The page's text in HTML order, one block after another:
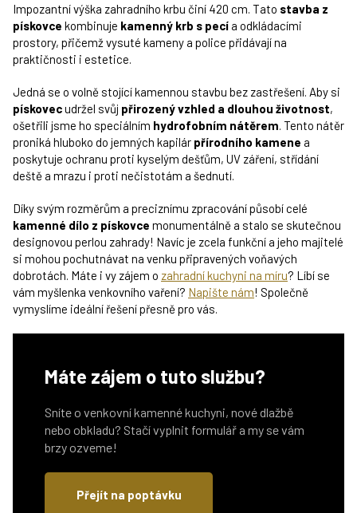
Impozantní výška zahradního krbu činí 420 cm. Tato stavba z
pískovce kombinuje kamenný krb s pecí a odkládacími
prostory, přičemž vysuté kameny a police přidávají na
praktičnosti i estetice.
Jedná se o volně stojící kamennou stavbu bez zastřešení. Aby si
pískovecudržel svůj přirozený vzhled a dlouhou životnost,
ošetřili jsme ho speciálním hydrofobním nátěrem. Tento nátěr
proniká hluboko do jemných kapilár přírodního kamene a
poskytuje ochranu proti kyselým dešťům, UV záření, střídání
deště a mrazu i proti nečistotám a šednutí.
Díky svým rozměrům a preciznímu zpracování působí celé
kamenné dílo z pískovce monumentálně a stalo se skutečnou
designovou perlou zahrady! Navíc je zcela funkční a jeho majitelé
si mohou pochutnávat na venku připravených voňavých
dobrotách. Máte i vy zájem o zahradní kuchyni na míru? Líbí se
vám myšlenka venkovního vaření? Napište nám! Společně
vymyslíme ideální řešení přesně pro vás.
Máte zájem o tuto službu?
Sníte o venkovní kamenné kuchyni, nové dlažbě
nebo obkladu? Stačí vyplnit formulář a my se vám
brzy ozveme!
Přejít na poptávku